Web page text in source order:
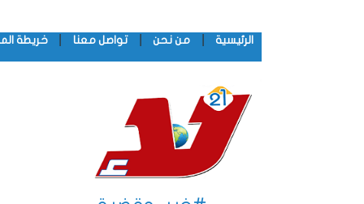
الرئيسية من نحن تواصل معنا خريطة